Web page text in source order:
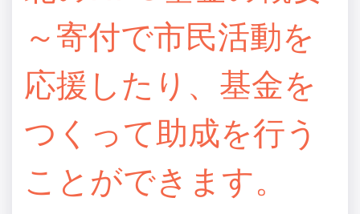
～寄付で市民活動を
応援したり、基金を
つくって助成を行う
ことができます。